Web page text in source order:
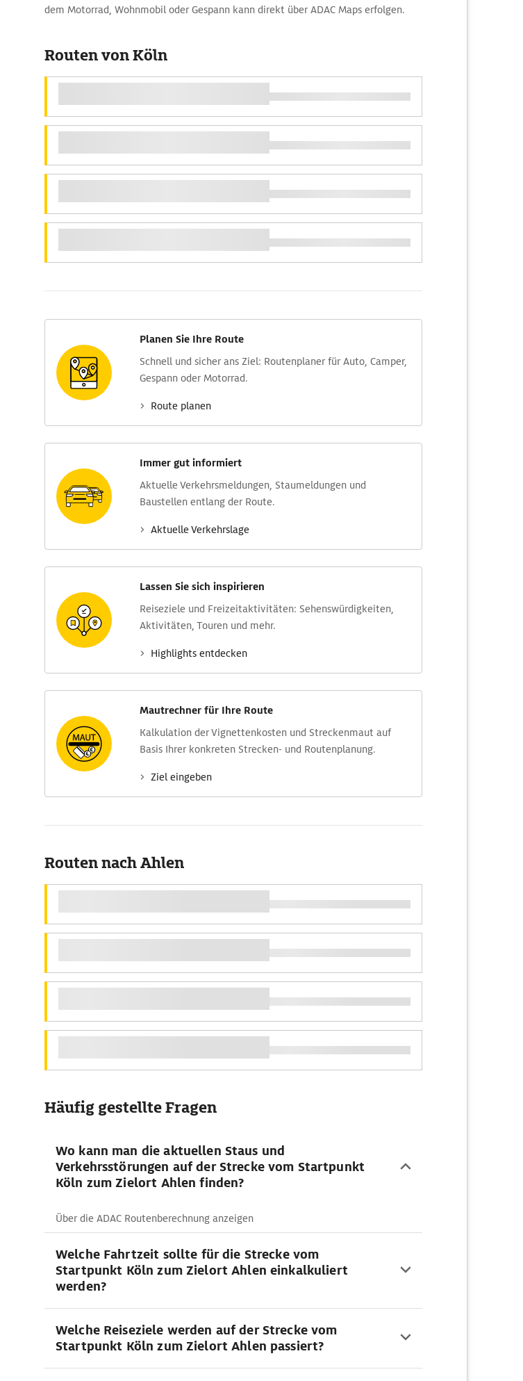
dem Motorrad, Wohnmobil oder Gespann kann direkt über ADAC Maps erfolgen.
Routen von Köln
Planen Sie Ihre Route
Schnell und sicher ans Ziel: Routen­planer für Auto, Camper,
Gespann oder Motorrad.
Route planen
Immer gut informiert
Aktuelle Verkehrs­meldungen, Stau­meldungen und
Baustellen entlang der Route.
Aktuelle Verkehrs­lage
Lassen Sie sich inspirieren
Reise­ziele und Freizeit­aktivitäten: Sehens­würdig­keiten,
Aktivitäten, Touren und mehr.
Highlights entdecken
Mautrechner für Ihre Route
Kalkulation der Vignettenkosten und Streckenmaut auf
Basis Ihrer konkreten Strecken- und Routenplanung.
Ziel eingeben
Routen nach Ahlen
Häufig gestellte Fragen
Wo kann man die aktuellen Staus und
Verkehrsstörungen auf der Strecke vom Startpunkt
Köln zum Zielort Ahlen finden?
Über die ADAC Routenberechnung anzeigen
Welche Fahrtzeit sollte für die Strecke vom
Startpunkt Köln zum Zielort Ahlen einkalkuliert
werden?
Welche Reiseziele werden auf der Strecke vom
Startpunkt Köln zum Zielort Ahlen passiert?